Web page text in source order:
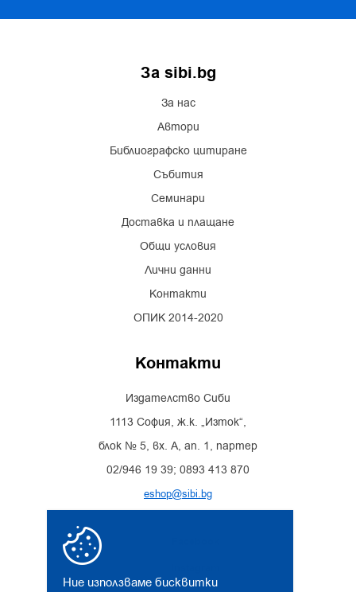
Ние използваме бисквитки
За sibi.bg
За нас
Автори
Библиографско цитиране
Събития
Семинари
Доставка и плащане
Общи условия
Лични данни
Контакти
ОПИК 2014-2020
Контакти
Издателство Сиби
1113 София, ж.к. „Изток“,
блок № 5, вх. А, ап. 1, партер
02/946 19 39; 0893 413 870
eshop@sibi.bg